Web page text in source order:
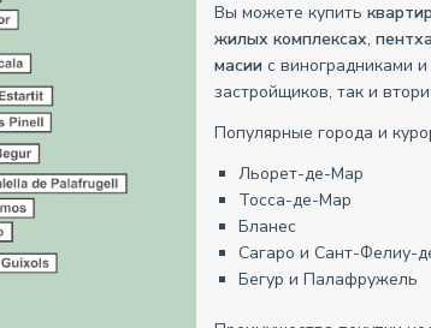
Вы можете купить
жилых комплексах,
масии с виноградниками
застройщиков, так и
Популярные города и
Льорет-де-Мар
Тосса-де-Мар
Бланес
Сагаро и Сант-Фелиу-
Бегур и Палафружель